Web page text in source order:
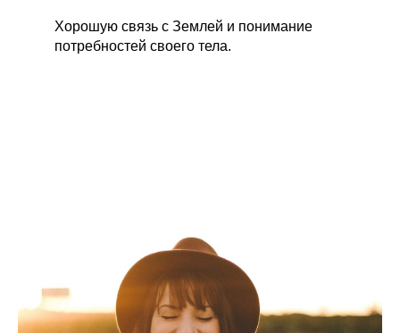
Хорошую связь с Землей и понимание
потребностей своего тела.